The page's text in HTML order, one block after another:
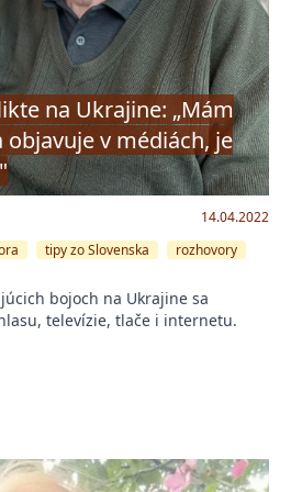
na Ukrajine: „Mám
objavuje v médiách, je
14.04.2022
tipy zo Slovenska
rozhovory
bojoch na Ukrajine sa
televízie, tlače i internetu.